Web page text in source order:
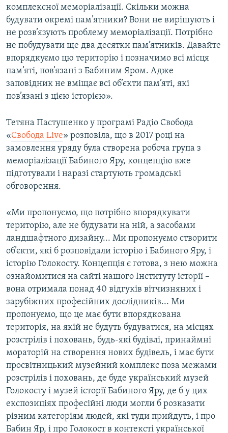
комплексної меморіалізації. Скільки можна
будувати окремі пам’ятники? Вони не вирішують і
не розв’язують проблему меморіалізації. Потрібно
не побудувати ще два десятки пам’ятників. Давайте
впорядкуємо цю територію і позначимо всі місця
пам’яті, пов’язані з Бабиним Яром. Адже
заповідник не вміщає всі об’єкти пам’яті, які
пов’язані з цією історією».
Тетяна Пастушенко у програмі Радіо Свобода
«Свобода Live» розповіла, що в 2017 році на
замовлення уряду була створена робоча група з
меморіалізації Бабиного Яру, концепцію вже
підготували і наразі стартують громадські
обговорення.
«Ми пропонуємо, що потрібно впорядкувати
територію, але не будувати на ній, а засобами
ландшафтного дизайну... Ми пропонуємо створити
об’єкти, які б розповідали історію і Бабиного Яру, і
історію Голокосту. Концепція є готова, з нею можна
ознайомитися на сайті нашого Інституту історії –
вона отримала понад 40 відгуків вітчизняних і
зарубіжних професійних дослідників... Ми
пропонуємо, що це має бути впорядкована
територія, на якій не будуть будуватися, на місцях
розстрілів і поховань, будь-які будівлі, принаймні
мораторій на створення нових будівель, і має бути
просвітницький музейний комплекс поза межами
розстрілів і поховань, де буде український музей
Голокосту і музей історії Бабиного Яру, де б у цих
експозиціях професійні люди могли б розказати
різним категоріям людей, які туди прийдуть, і про
Бабин Яр, і про Голокост в контексті української